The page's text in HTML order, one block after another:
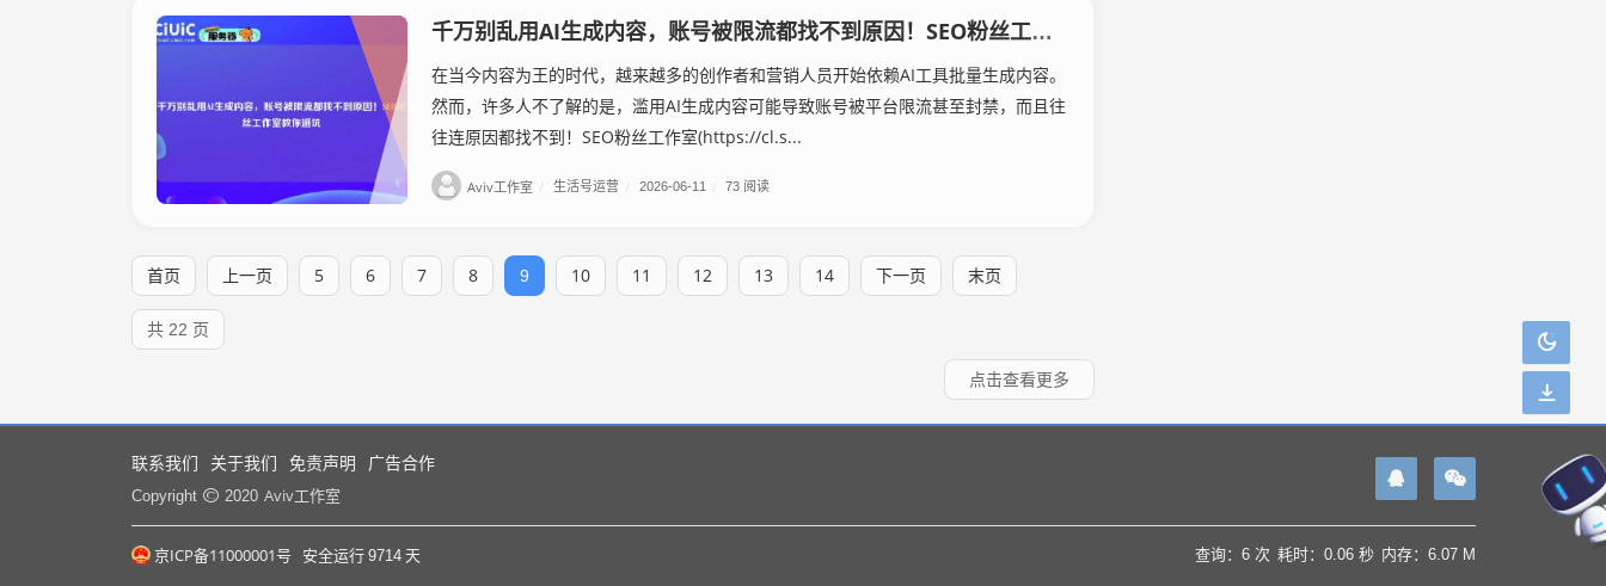
千万别乱用AI生成内容，账号被限流都找不到原因！SEO粉丝工作室教你避坑
在当今内容为王的时代，越来越多的创作者和营销人员开始依赖AI工具批量生成内容。
然而，许多人不了解的是，滥用AI生成内容可能导致账号被平台限流甚至封禁，而且往
往连原因都找不到！SEO粉丝工作室(https://cl.s...
Aviv工作室 生活号运营 2026-06-11 73 阅读
首页 上一页 5 6 7 8 9 10 11 12 13 14 下一页 末页
共 22 页
点击查看更多
联系我们 关于我们 免责声明 广告合作
Copyright 2020 Aviv工作室
京ICP备11000001号 安全运行 9714 天 查询：6 次 耗时：0.06 秒 内存：6.07 M